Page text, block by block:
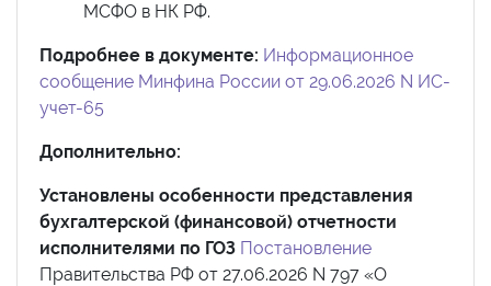
МСФО в НК РФ.
Подробнее в документе: Информационное
сообщение Минфина России от 29.06.2026 N ИС-
учет-65
Дополнительно:
Установлены особенности представления
бухгалтерской (финансовой) отчетности
исполнителями по ГОЗ Постановление
Правительства РФ от 27.06.2026 N 797 «О